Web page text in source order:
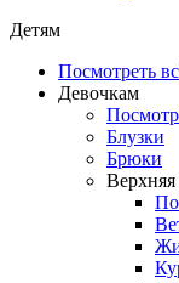
Детям
Посмотреть
Девочкам
Блузки
Брюки